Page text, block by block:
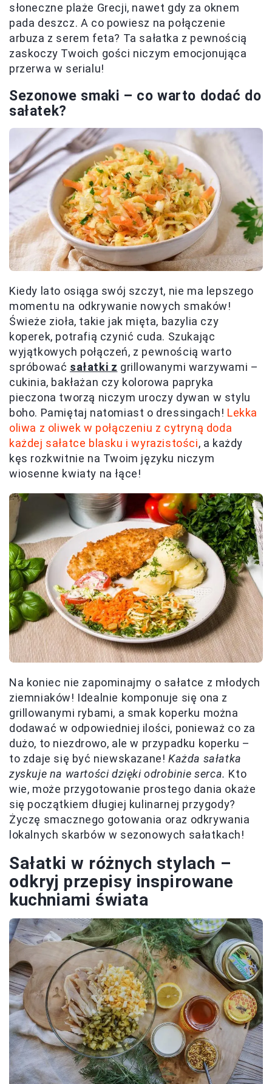
słoneczne plaże Grecji, nawet gdy za oknem
pada deszcz. A co powiesz na połączenie
arbuza z serem feta? Ta sałatka z pewnością
zaskoczy Twoich gości niczym emocjonująca
przerwa w serialu!
Sezonowe smaki – co warto dodać do
sałatek?
Kiedy lato osiąga swój szczyt, nie ma lepszego
momentu na odkrywanie nowych smaków!
Świeże zioła, takie jak mięta, bazylia czy
koperek, potrafią czynić cuda. Szukając
wyjątkowych połączeń, z pewnością warto
spróbować sałatki z grillowanymi warzywami –
cukinia, bakłażan czy kolorowa papryka
pieczona tworzą niczym uroczy dywan w stylu
boho. Pamiętaj natomiast o dressingach! Lekka
oliwa z oliwek w połączeniu z cytryną doda
każdej sałatce blasku i wyrazistości, a każdy
kęs rozkwitnie na Twoim języku niczym
wiosenne kwiaty na łące!
Na koniec nie zapominajmy o sałatce z młodych
ziemniaków! Idealnie komponuje się ona z
grillowanymi rybami, a smak koperku można
dodawać w odpowiedniej ilości, ponieważ co za
dużo, to niezdrowo, ale w przypadku koperku –
to zdaje się być niewskazane!Każda sałatka
zyskuje na wartości dzięki odrobinie serca. Kto
wie, może przygotowanie prostego dania okaże
się początkiem długiej kulinarnej przygody?
Życzę smacznego gotowania oraz odkrywania
lokalnych skarbów w sezonowych sałatkach!
Sałatki w różnych stylach –
odkryj przepisy inspirowane
kuchniami świata